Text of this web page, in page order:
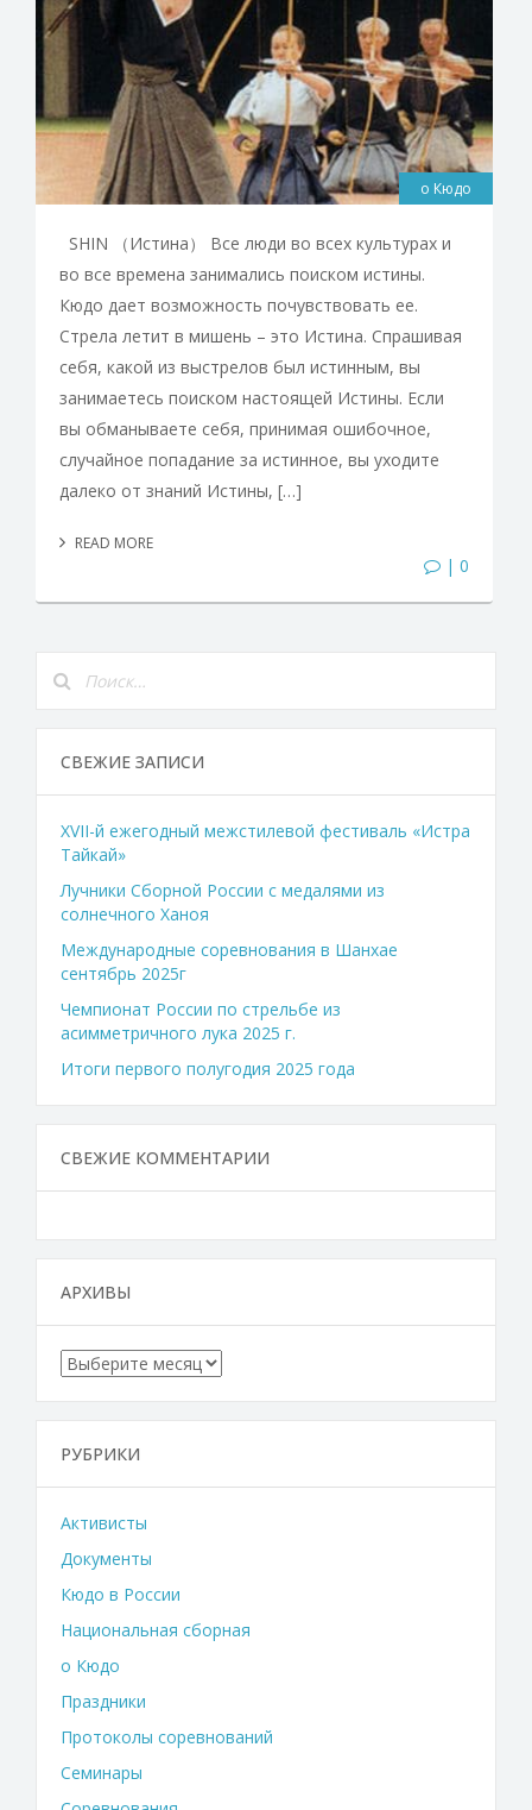
о Кюдо
SHIN （Истина） Все люди во всех культурах и
во все времена занимались поиском истины.
Кюдо дает возможность почувствовать ее.
Стрела летит в мишень – это Истина. Спрашивая
себя, какой из выстрелов был истинным, вы
занимаетесь поиском настоящей Истины. Если
вы обманываете себя, принимая ошибочное,
случайное попадание за истинное, вы уходите
далеко от знаний Истины, […]
READ MORE
| 0
СВЕЖИЕ ЗАПИСИ
XVII-й ежегодный межстилевой фестиваль «Истра
Тайкай»
Лучники Сборной России с медалями из
солнечного Ханоя
Международные соревнования в Шанхае
сентябрь 2025г
Чемпионат России по стрельбе из
асимметричного лука 2025 г.
Итоги первого полугодия 2025 года
СВЕЖИЕ КОММЕНТАРИИ
АРХИВЫ
Архивы
РУБРИКИ
Активисты
Документы
Кюдо в России
Национальная сборная
о Кюдо
Праздники
Протоколы соревнований
Семинары